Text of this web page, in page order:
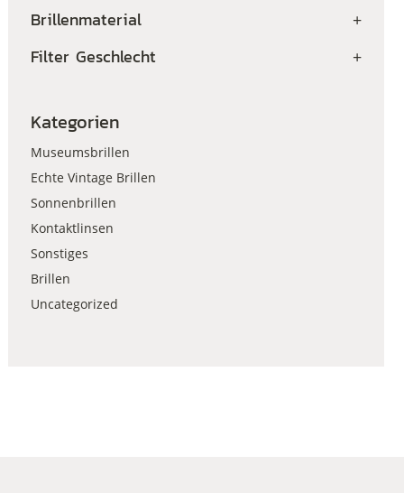
Brillenmaterial +
Filter Geschlecht +
Kategorien
Museumsbrillen
Echte Vintage Brillen
Sonnenbrillen
Kontaktlinsen
Sonstiges
Brillen
Uncategorized